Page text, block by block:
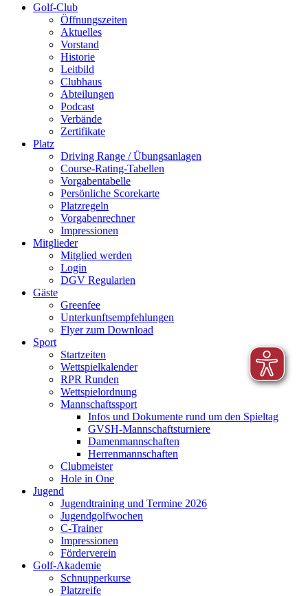
Golf-Club
Öffnungszeiten
Aktuelles
Vorstand
Historie
Leitbild
Clubhaus
Abteilungen
Podcast
Verbände
Zertifikate
Platz
Driving Range / Übungsanlagen
Course-Rating-Tabellen
Vorgabentabelle
Persönliche Scorekarte
Platzregeln
Vorgabenrechner
Impressionen
Mitglieder
Mitglied werden
Login
DGV Regularien
Gäste
Greenfee
Unterkunftsempfehlungen
Flyer zum Download
Sport
Startzeiten
Wettspielkalender
RPR Runden
Wettspielordnung
Mannschaftssport
Infos und Dokumente rund um den Spieltag
GVSH-Mannschaftsturniere
Damenmannschaften
Herrenmannschaften
Clubmeister
Hole in One
Jugend
Jugendtraining und Termine 2026
Jugendgolfwochen
C-Trainer
Impressionen
Förderverein
Golf-Akademie
Schnupperkurse
Platzreife